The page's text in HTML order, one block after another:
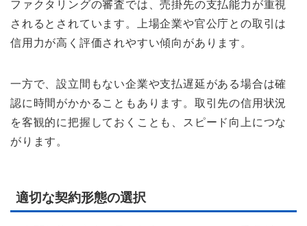
ファクタリングの審査では、売掛先の支払能力が重視
されるとされています。上場企業や官公庁との取引は
信用力が高く評価されやすい傾向があります。
一方で、設立間もない企業や支払遅延がある場合は確
認に時間がかかることもあります。取引先の信用状況
を客観的に把握しておくことも、スピード向上につな
がります。
適切な契約形態の選択